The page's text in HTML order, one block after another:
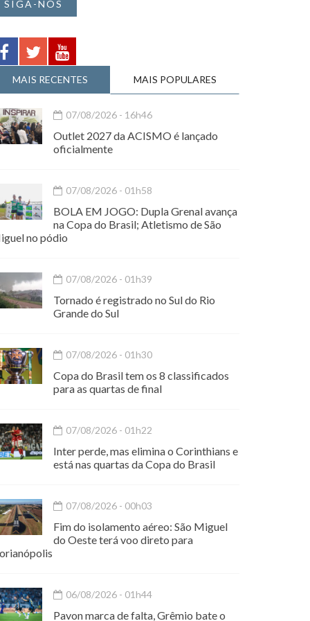
SIGA-NOS
MAIS RECENTES MAIS POPULARES
07/08/2026 - 16h46
Outlet 2027 da ACISMO é lançado
oficialmente
07/08/2026 - 01h58
BOLA EM JOGO: Dupla Grenal avança
na Copa do Brasil; Atletismo de São
no pódio
07/08/2026 - 01h39
Tornado é registrado no Sul do Rio
Grande do Sul
07/08/2026 - 01h30
Copa do Brasil tem os 8 classificados
para as quartas de final
07/08/2026 - 01h22
Inter perde, mas elimina o Corinthians e
está nas quartas da Copa do Brasil
07/08/2026 - 00h03
Fim do isolamento aéreo: São Miguel
do Oeste terá voo direto para
06/08/2026 - 01h44
Pavon marca de falta, Grêmio bate o